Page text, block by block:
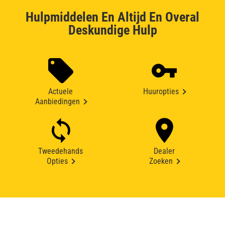
Hulpmiddelen En Altijd En Overal
Deskundige Hulp
Actuele
Aanbiedingen
Huuropties
Tweedehands
Opties
Dealer
Zoeken